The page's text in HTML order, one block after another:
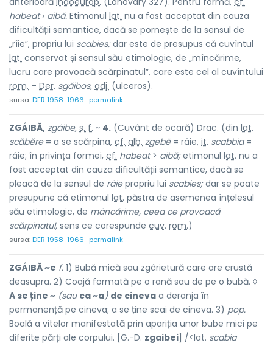
habeat› aibă. Etimonul lat. nu a fost acceptat din cauza
dificultății semantice, dacă se pornește de la sensul de
„rîie”, propriu lui scabies;dar este de presupus că cuvîntul
lat. conservat și sensul său etimologic, de „mîncărime,
lucru care provoacă scărpinatul”, care este cel al cuvîntului
rom. – Der. sgăibos, adj. (ulceros).
sursa:DER 1958-1966 permalink
ZGÁIBĂ, zgáibe, s. f. ~ 4. (Cuvânt de ocară) Drac. (din lat.
scăbĕre= a se scărpina, cf. alb. zgebë= râie, it. scabbia=
râie; în privința formei, cf. habeat> aibă;etimonul lat. nu a
fost acceptat din cauza dificultății semantice, dacă se
pleacă de la sensul de râiepropriu lui scabies;dar se poate
presupune că etimonul lat. păstra de asemenea înțelesul
său etimologic, de mâncărime, ceea ce provoacă
scărpinatul, sens ce corespunde cuv. rom.)
sursa:DER 1958-1966 permalink
ZGÁIBĂ ~e f. 1) Bubă mică sau zgârietură care are crustă
deasupra. 2) Coajă formată pe o rană sau de pe o bubă. ◊
A se ține ~ (sau ca ~a) de cineva a deranja în
permanență pe cineva; a se ține scai de cineva. 3) pop.
Boală a vitelor manifestată prin apariția unor bube mici pe
diferite părți ale corpului. [G.-D. zgaibei ] /<lat. scabia